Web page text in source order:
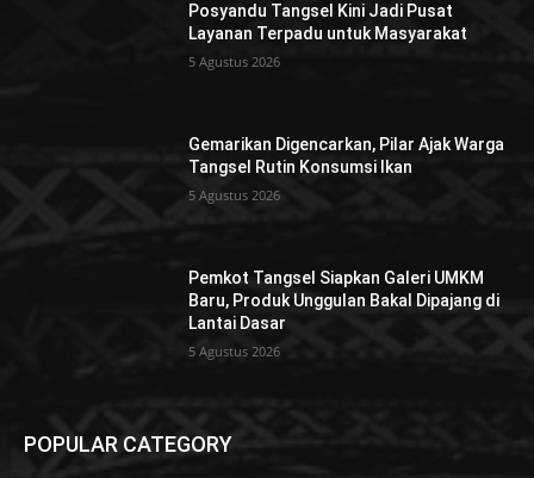
Posyandu Tangsel Kini Jadi Pusat
Layanan Terpadu untuk Masyarakat
5 Agustus 2026
Gemarikan Digencarkan, Pilar Ajak Warga
Tangsel Rutin Konsumsi Ikan
5 Agustus 2026
Pemkot Tangsel Siapkan Galeri UMKM
Baru, Produk Unggulan Bakal Dipajang di
Lantai Dasar
5 Agustus 2026
POPULAR CATEGORY